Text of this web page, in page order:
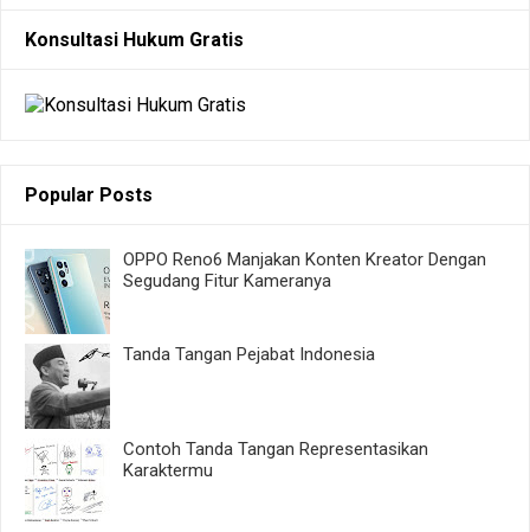
Konsultasi Hukum Gratis
Popular Posts
OPPO Reno6 Manjakan Konten Kreator Dengan
Segudang Fitur Kameranya
Tanda Tangan Pejabat Indonesia
Contoh Tanda Tangan Representasikan
Karaktermu